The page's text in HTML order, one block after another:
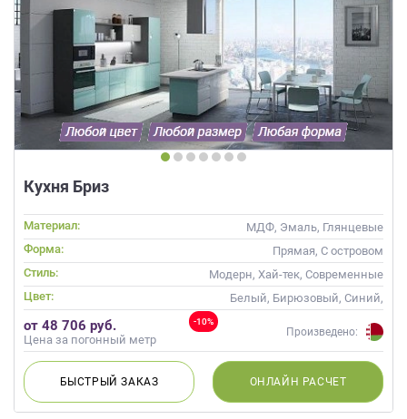
Кухня Бриз
Материал:
МДФ, Эмаль, Глянцевые
Форма:
Прямая, С островом
Стиль:
Модерн, Хай-тек, Современные
Цвет:
Белый, Бирюзовый, Синий,
Голубой
-10%
от 48 706 руб.
Цена за погонный метр
Произведено:
БЫСТРЫЙЗАКАЗ ОНЛАЙН РАСЧЕТ